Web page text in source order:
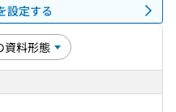
設定する